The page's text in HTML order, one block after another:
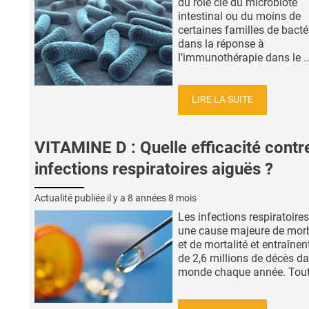
intestinal ou du moins de
certaines familles de
dans la réponse à
l’immunothérapie dans le
LIRE LA SUITE
VITAMINE D : Quelle efficacité
infections respiratoires aiguës ?
Actualité publiée il y a 8 années 8 mois
Les infections
une cause majeure de
et de mortalité et
de 2,6 millions de décès
monde chaque année.